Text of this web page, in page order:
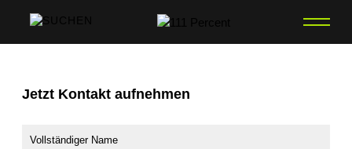
Jetzt Kontakt aufnehmen
Vollständiger Name